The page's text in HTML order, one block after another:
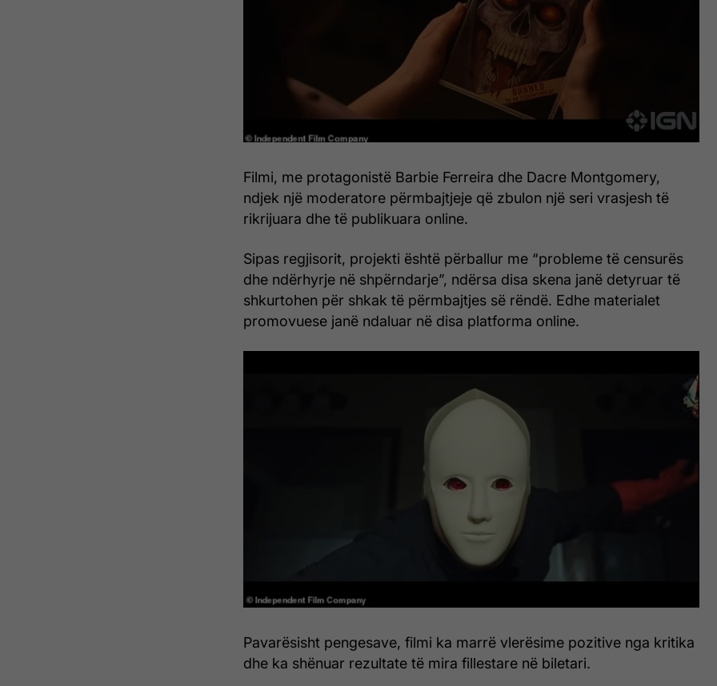
Filmi, me protagonistë Barbie Ferreira dhe Dacre Montgomery,
ndjek një moderatore përmbajtjeje që zbulon një seri vrasjesh të
rikrijuara dhe të publikuara online.
Sipas regjisorit, projekti është përballur me “probleme të censurës
dhe ndërhyrje në shpërndarje”, ndërsa disa skena janë detyruar të
shkurtohen për shkak të përmbajtjes së rëndë. Edhe materialet
promovuese janë ndaluar në disa platforma online.
Pavarësisht pengesave, filmi ka marrë vlerësime pozitive nga kritika
dhe ka shënuar rezultate të mira fillestare në biletari.